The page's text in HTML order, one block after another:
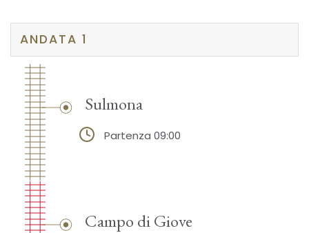
ANDATA 1
Sulmona
Partenza 09:00
Campo di Giove